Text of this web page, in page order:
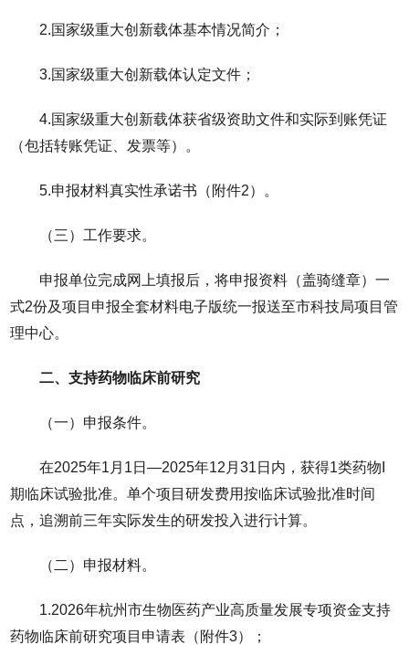
2.国家级重大创新载体基本情况简介；
3.国家级重大创新载体认定文件；
4.国家级重大创新载体获省级资助文件和实际到账凭证
（包括转账凭证、发票等）。
5.申报材料真实性承诺书（附件2）。
（三）工作要求。
申报单位完成网上填报后，将申报资料（盖骑缝章）一
式2份及项目申报全套材料电子版统一报送至市科技局项目管
理中心。
二、支持药物临床前研究
（一）申报条件。
在2025年1月1日—2025年12月31日内，获得1类药物I
期临床试验批准。单个项目研发费用按临床试验批准时间
点，追溯前三年实际发生的研发投入进行计算。
（二）申报材料。
1.2026年杭州市生物医药产业高质量发展专项资金支持
药物临床前研究项目申请表（附件3）；